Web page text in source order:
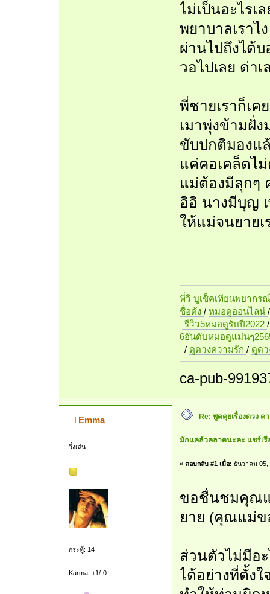
ไม่เป็นอะไรเ
พยาบาลเราไ
ผ่านไปถึงได้
วอไปเลย ด่า
พี่ชายเราก็เ
เมาพุ่งข้ามฝั่
ขับปกติมองแ
แค่คอเคล็ดไ
แม่ต้องมีลุกๆ
อิอิ นางมีบุญ
ให้แม่จนยายเ
พี่วิ บูเช็คเทียนพยากร
ชื่อดัง / หมอดูออนไลน์
รีวิว5หมอดูรับปี2022
6อันดับหมอดูแม่นๆ
/ ดูดวงความรัก / ดูด
ca-pub-
Emma
วิ่งเล่น
กระทู้: 14
Karma: +1/-0
Re: พูดคุยเรื่องดวง
มักแคล้วคลาดนะคะ แชร์เรื่
« ตอบกลับ #1 เมื่อ: ธันวาคม 05,
ขอชื่นชมคุณ
ยาย (คุณแม่ข
ส่วนตัวไม่มีอ
ได้อย่างที่ตั้ง